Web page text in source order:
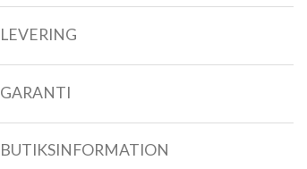
LEVERING
GARANTI
BUTIKSINFORMATION